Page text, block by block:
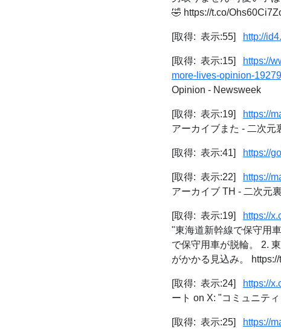
🤣 https://t.co/
[取得: 表示:55] http://
[取得: 表示:15]
https://
more-lives-opinion-
Opinion - Newsweek
[取得: 表示:19] https://
アーカイブまた - 二次元
[取得: 表示:41] https://
[取得: 表示:22] https://
アーカイブ TH - 二次元
[取得: 表示:19] https://
"東海道新幹線で保守用
で保守用車が脱輪。 2.
がかかる見込み。
[取得: 表示:24] https://
ート on X: "コミュニテ
[取得: 表示:25] https://